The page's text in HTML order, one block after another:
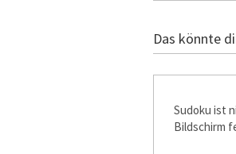
Das könnte
Sudoku ist
Bildschirm